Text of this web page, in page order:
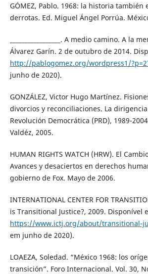
GÓMEZ, Pablo. 1968: la historia también
derrotas. Ed. Miguel Ángel Porrúa.
_________________. A medio camino. A la
Álvarez Garín. 2 de outubro de 2014.
http://pablogomez.org/wordpress1/
junho de 2020).
GONZÁLEZ, Victor Hugo Martínez.
divorcios y reconciliaciones. La
Revolución Democrática (PRD), 1989-
Valdéz, 2005.
HUMAN RIGHTS WATCH (HRW). El
Avances y desaciertos en derechos
gobierno de Fox. Mayo de 2006.
INTERNATIONAL CENTER FOR
is Transitional Justice?, 2009. Disponível
https://www.ictj.org/about/transitional-
em junho de 2020).
LOAEZA, Soledad. “México 1968: los
transición”. Foro Internacional. Vol. 30,